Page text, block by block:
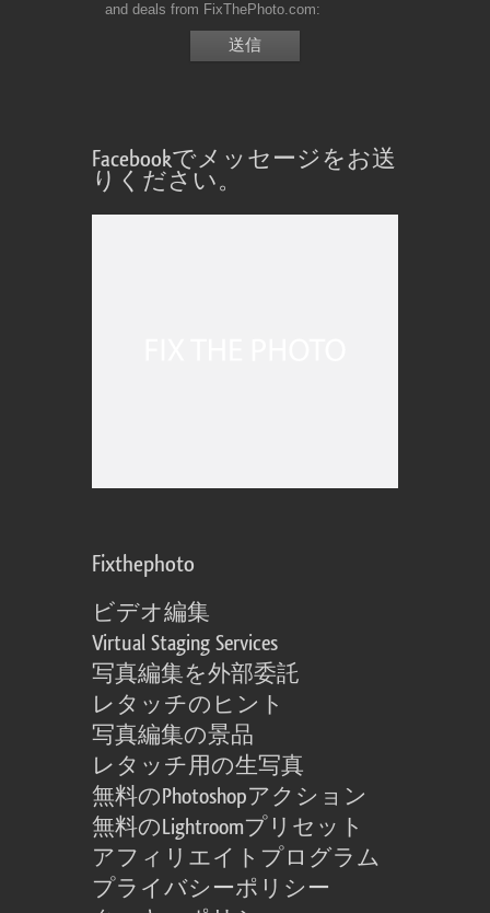
and deals from FixThePhoto.com
Facebookでメッセージをお送
りください。
Fixthephoto
ビデオ編集
Virtual Staging Services
写真編集を外部委託
レタッチのヒント
写真編集の景品
レタッチ用の生写真
無料のPhotoshopアクション
無料のLightroomプリセット
アフィリエイトプログラム
プライバシーポリシー